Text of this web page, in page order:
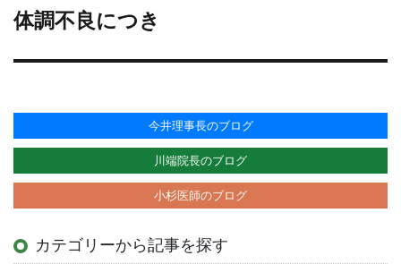
ョ
次
投
体調不良につき
今井理事長のブログ
川端院長のブログ
小杉医師のブログ
カテゴリーから記事を探す